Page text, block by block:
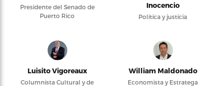
Presidente del Senado de
Puerto Rico
Inocencio
Política y justicia
Luisito Vigoreaux
Columnista Cultural y de
William Maldonado
Economista y Estratega